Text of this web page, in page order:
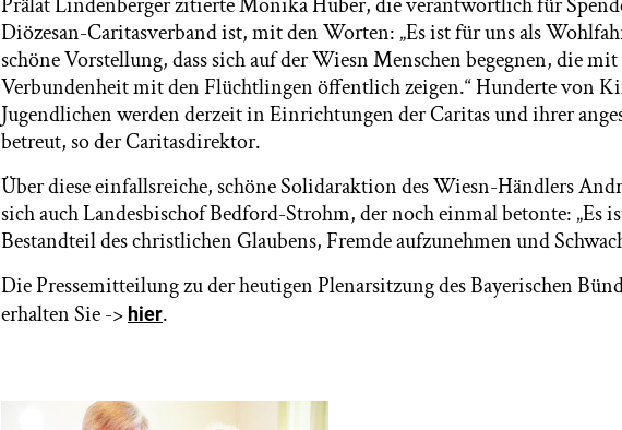
Diözesan-Caritasverband ist, mit den Worten: „Es ist für uns als
schöne Vorstellung, dass sich auf der Wiesn Menschen begegnen, die
Verbundenheit mit den Flüchtlingen öffentlich zeigen.“ Hunderte von
Jugendlichen werden derzeit in Einrichtungen der Caritas und ihrer
betreut, so der Caritasdirektor.
Über diese einfallsreiche, schöne Solidaraktion des Wiesn-Händlers
sich auch Landesbischof Bedford-Strohm, der noch einmal betonte: „Es
Bestandteil des christlichen Glaubens, Fremde aufzunehmen und
Die Pressemitteilung zu der heutigen Plenarsitzung des Bayerischen
erhalten Sie -> hier.